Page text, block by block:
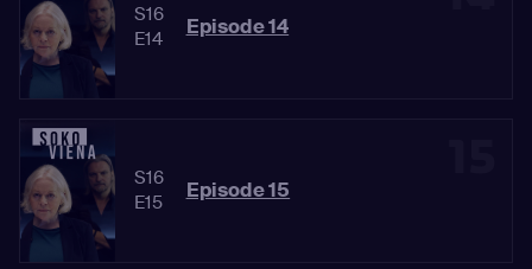
S16
E14
Episode 14
S16
E15
Episode 15